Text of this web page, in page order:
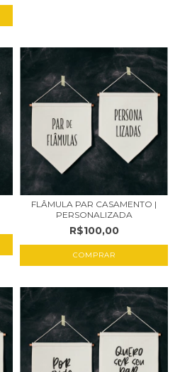
FLÂMULA PAR CASAMENTO |
PERSONALIZADA
R$100,00
COMPRAR